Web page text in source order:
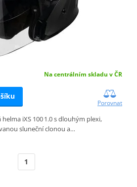
Na centrálním skladu v ČR
Porovnat
iXS 100 1.0 s dlouhým plexi,
sluneční clonou a…
1